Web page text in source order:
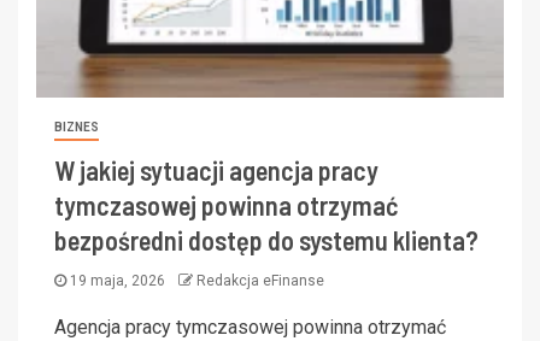
BIZNES
W jakiej sytuacji agencja pracy
tymczasowej powinna otrzymać
bezpośredni dostęp do systemu klienta?
19 maja, 2026 Redakcja eFinanse
Agencja pracy tymczasowej powinna otrzymać